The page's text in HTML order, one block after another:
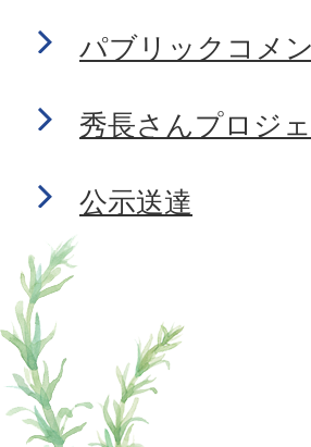
パブリックコメ
秀長さんプロジ
公示送達